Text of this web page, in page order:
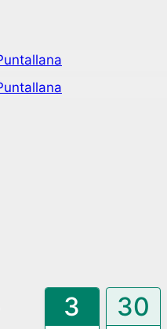
3 30